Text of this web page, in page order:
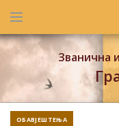
Званична
ОБАВЈЕШТЕЊА